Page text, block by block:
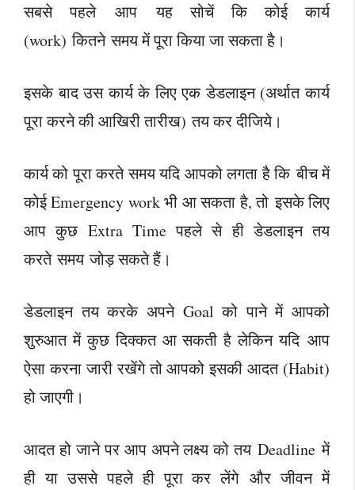
सबसे पहले आप यह सोचें कि कोई कार्य
(work) कितने समय में पूरा किया जा सकता है।
इसके बाद उस कार्य के लिए एक डेडलाइन (अर्थात कार्य
पूरा करने की आखिरी तारीख) तय कर दीजिये।
कार्य को पूरा करते समय यदि आपको लगता है कि बीच में
कोई Emergency work भी आ सकता है, तो इसके लिए
आप कुछ Extra Time पहले से ही डेडलाइन तय
करते समय जोड़ सकते हैं।
डेडलाइन तय करके अपने Goal को पाने में आपको
शुरुआत में कुछ दिक्कत आ सकती है लेकिन यदि आप
ऐसा करना जारी रखेंगे तो आपको इसकी आदत (Habit)
हो जाएगी।
आदत हो जाने पर आप अपने लक्ष्य को तय Deadline में
ही या उससे पहले ही पूरा कर लेंगे और जीवन में